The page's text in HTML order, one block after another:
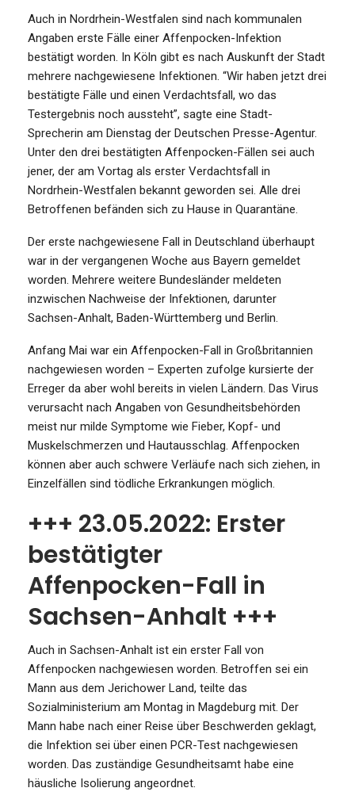
Auch in Nordrhein-Westfalen sind nach kommunalen
Angaben erste Fälle einer Affenpocken-Infektion
bestätigt worden. In Köln gibt es nach Auskunft der Stadt
mehrere nachgewiesene Infektionen. “Wir haben jetzt drei
bestätigte Fälle und einen Verdachtsfall, wo das
Testergebnis noch aussteht”, sagte eine Stadt-
Sprecherin am Dienstag der Deutschen Presse-Agentur.
Unter den drei bestätigten Affenpocken-Fällen sei auch
jener, der am Vortag als erster Verdachtsfall in
Nordrhein-Westfalen bekannt geworden sei. Alle drei
Betroffenen befänden sich zu Hause in Quarantäne.
Der erste nachgewiesene Fall in Deutschland überhaupt
war in der vergangenen Woche aus Bayern gemeldet
worden. Mehrere weitere Bundesländer meldeten
inzwischen Nachweise der Infektionen, darunter
Sachsen-Anhalt, Baden-Württemberg und Berlin.
Anfang Mai war ein Affenpocken-Fall in Großbritannien
nachgewiesen worden – Experten zufolge kursierte der
Erreger da aber wohl bereits in vielen Ländern. Das Virus
verursacht nach Angaben von Gesundheitsbehörden
meist nur milde Symptome wie Fieber, Kopf- und
Muskelschmerzen und Hautausschlag. Affenpocken
können aber auch schwere Verläufe nach sich ziehen, in
Einzelfällen sind tödliche Erkrankungen möglich.
+++ 23.05.2022: Erster
bestätigter
Affenpocken-Fall in
Sachsen-Anhalt +++
Auch in Sachsen-Anhalt ist ein erster Fall von
Affenpocken nachgewiesen worden. Betroffen sei ein
Mann aus dem Jerichower Land, teilte das
Sozialministerium am Montag in Magdeburg mit. Der
Mann habe nach einer Reise über Beschwerden geklagt,
die Infektion sei über einen PCR-Test nachgewiesen
worden. Das zuständige Gesundheitsamt habe eine
häusliche Isolierung angeordnet.